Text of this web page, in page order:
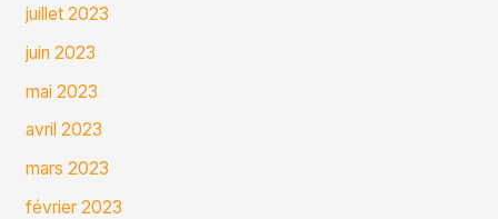
juillet 2023
juin 2023
mai 2023
avril 2023
mars 2023
février 2023